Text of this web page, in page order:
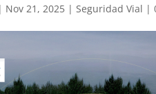
| Nov 21, 2025 |Seguridad Vial |